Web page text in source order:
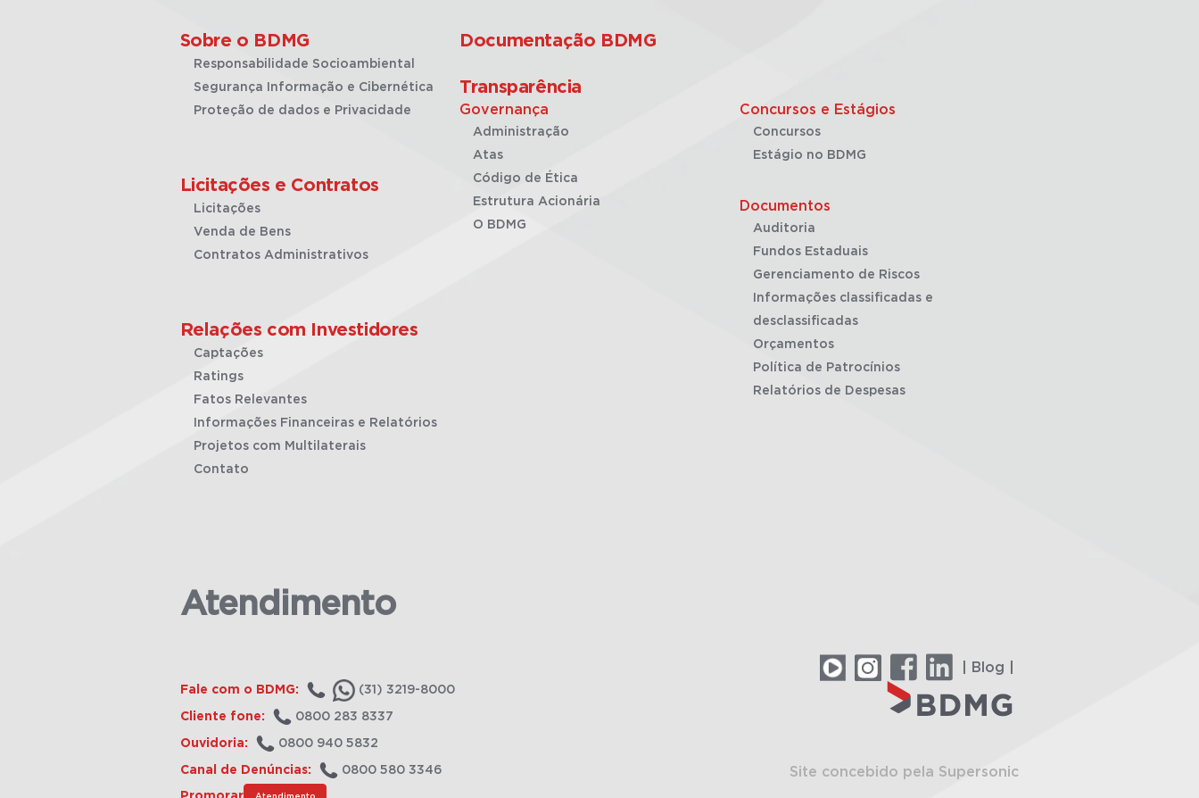
Sobre o BDMG
Responsabilidade Socioambiental
Segurança Informação e Cibernética
Proteção de dados e Privacidade
Licitações e Contratos
Licitações
Venda de Bens
Contratos Administrativos
Relações com Investidores
Captações
Ratings
Fatos Relevantes
Informações Financeiras e Relatórios
Projetos com Multilaterais
Contato
Documentação BDMG
Transparência
Governança
Administração
Atas
Código de Ética
Estrutura Acionária
O BDMG
Concursos e Estágios
Concursos
Estágio no BDMG
Documentos
Auditoria
Fundos Estaduais
Gerenciamento de Riscos
Informações classificadas e
desclassificadas
Orçamentos
Política de Patrocínios
Relatórios de Despesas
Atendimento
Fale com o BDMG: (31) 3219-8000
Cliente fone: 0800 283 8337
Ouvidoria: 0800 940 5832
Canal de Denúncias: 0800 580 3346
Atendimento
| Blog |
Site concebido pela Supersonic